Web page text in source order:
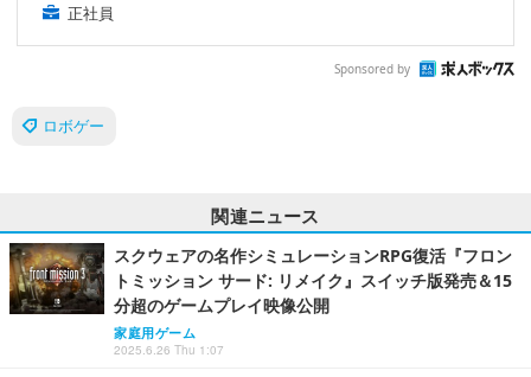
正社員
Sponsored by
ロボゲー
関連ニュース
スクウェアの名作シミュレーションRPG復活『フロン
トミッション サード: リメイク』スイッチ版発売＆15
分超のゲームプレイ映像公開
家庭用ゲーム
2025.6.26 Thu 1:07